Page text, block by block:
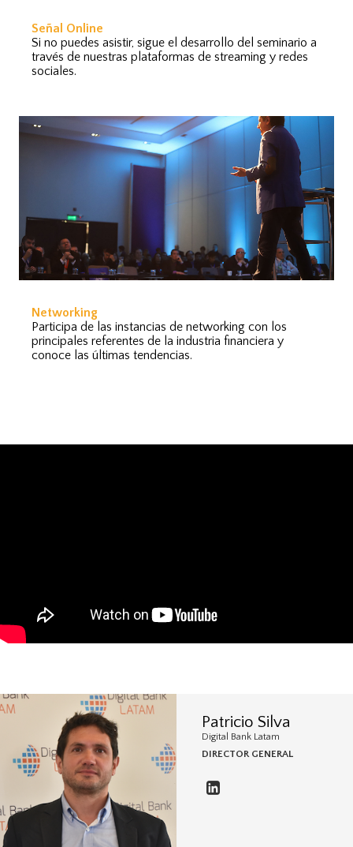
Señal Online
Si no puedes asistir, sigue el desarrollo del seminario a
través de nuestras plataformas de streaming y redes
sociales.
Networking
Participa de las instancias de networking con los
principales referentes de la industria financiera y
conoce las últimas tendencias.
Patricio Silva
Digital Bank Latam
DIRECTOR GENERAL